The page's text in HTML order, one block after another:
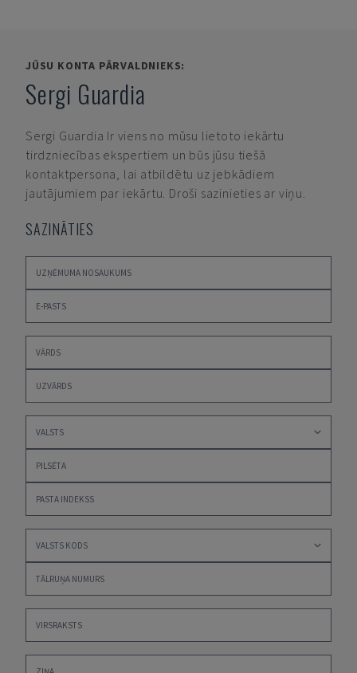
JŪSU KONTA PĀRVALDNIEKS:
Sergi Guardia
Sergi Guardia Ir viens no mūsu lietoto iekārtu
tirdzniecības ekspertiem un būs jūsu tiešā
kontaktpersona, lai atbildētu uz jebkādiem
jautājumiem par iekārtu. Droši sazinieties ar viņu.
SAZINĀTIES